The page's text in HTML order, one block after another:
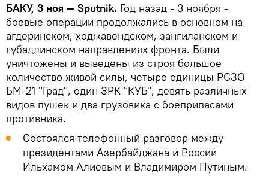
БАКУ, 3 ноя — Sputnik. Год назад - 3 ноября -
боевые операции продолжались в основном на
агдеринском, ходжавендском, зангиланском и
губадлинском направлениях фронта. Были
уничтожены и выведены из строя большое
количество живой силы, четыре единицы РСЗО
БМ-21 "Град", один ЗРК "КУБ", девять различных
видов пушек и два грузовика с боеприпасами
противника.
Состоялся телефонный разговор между
президентами Азербайджана и России
Ильхамом Алиевым и Владимиром Путиным.